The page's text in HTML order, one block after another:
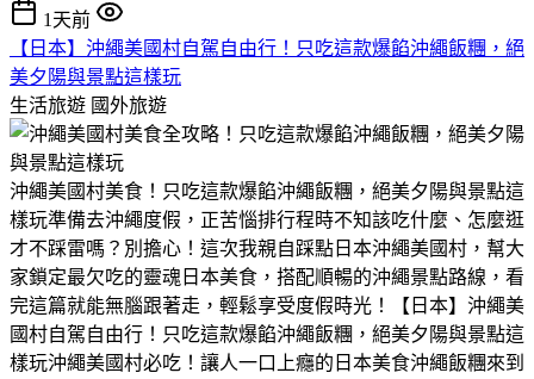
1天前
【日本】沖繩美國村自駕自由行！只吃這款爆餡沖繩飯糰，絕
美夕陽與景點這樣玩
生活旅遊 國外旅遊
沖繩美國村美食！只吃這款爆餡沖繩飯糰，絕美夕陽與景點這
樣玩​準備去沖繩度假，正苦惱排行程時不知該吃什麼、怎麼逛
才不踩雷嗎？​別擔心！這次我親自踩點日本沖繩美國村，幫大
家鎖定最欠吃的靈魂日本美食，搭配順暢的沖繩景點路線，看
完這篇就能無腦跟著走，輕鬆享受度假時光！【日本】沖繩美
國村自駕自由行！只吃這款爆餡沖繩飯糰，絕美夕陽與景點這
樣玩​沖繩美國村必吃！讓人一口上癮的日本美食沖繩飯糰​來到